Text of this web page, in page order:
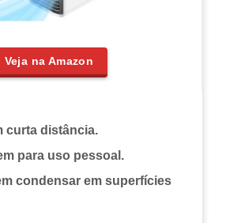
Veja na Amazon
curta distância.
para uso pessoal.
condensar em superfícies